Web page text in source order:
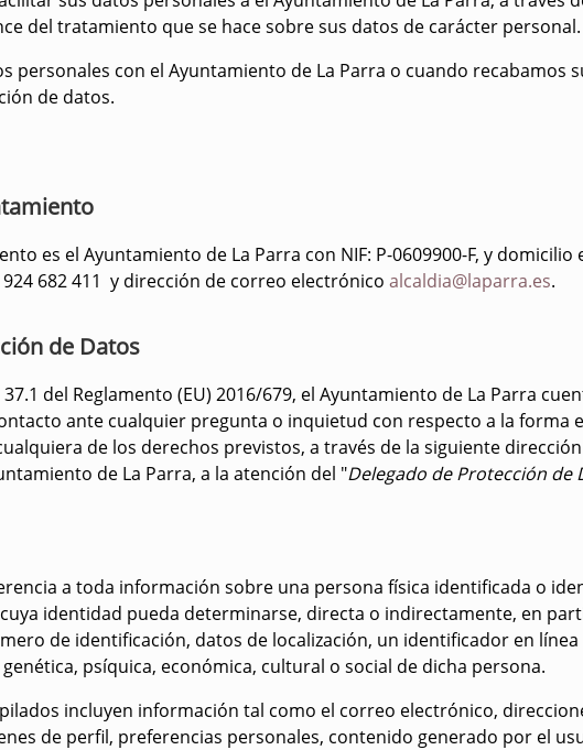
del tratamiento que se hace sobre sus datos de carácter personal.
personales con el Ayuntamiento de La Parra o cuando recabamos
de datos.
es el Ayuntamiento de La Parra con NIF: P-0609900-F, y domicilio
682 411 y dirección de correo electrónico alcaldia@laparra.es.
de Datos
del Reglamento (EU) 2016/679, el Ayuntamiento de La Parra
ante cualquier pregunta o inquietud con respecto a la forma
de los derechos previstos, a través de la siguiente dirección
de La Parra, a la atención del "Delegado de Protección de
a toda información sobre una persona física identificada o
identidad pueda determinarse, directa o indirectamente, en
de identificación, datos de localización, un identificador en
psíquica, económica, cultural o social de dicha persona.
incluyen información tal como el correo electrónico,
de perfil, preferencias personales, contenido generado por el